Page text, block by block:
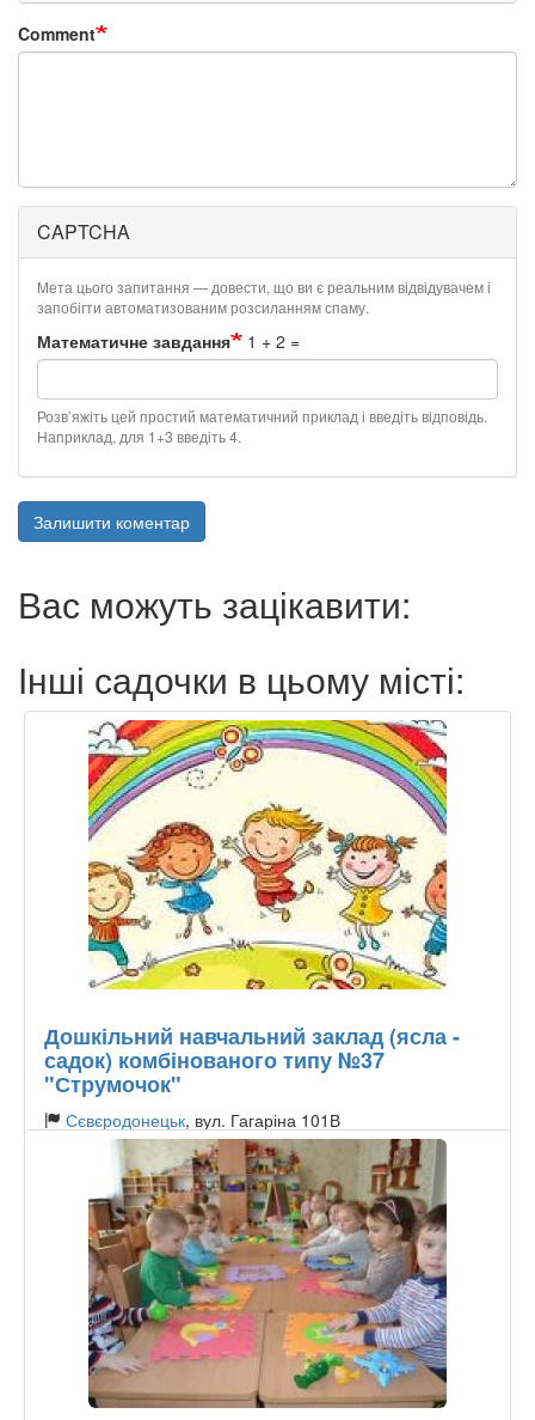
Comment
CAPTCHA
Мета цього запитання — довести, що ви є реальним відвідувачем і
запобігти автоматизованим розсиланням спаму.
Математичне завдання 1 + 2 =
Розв’яжіть цей простий математичний приклад і введіть відповідь.
Наприклад, для 1+3 введіть 4.
Залишити коментар
Вас можуть зацікавити:
Інші садочки в цьому місті:
Дошкільний навчальний заклад (ясла -
садок) комбінованого типу №37
"Струмочок"
Сєвєродонецьк, вул. Гагаріна 101В
Тип садочку: Державний